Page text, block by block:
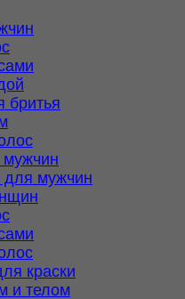
бритья
для мужчин
краски
и телом